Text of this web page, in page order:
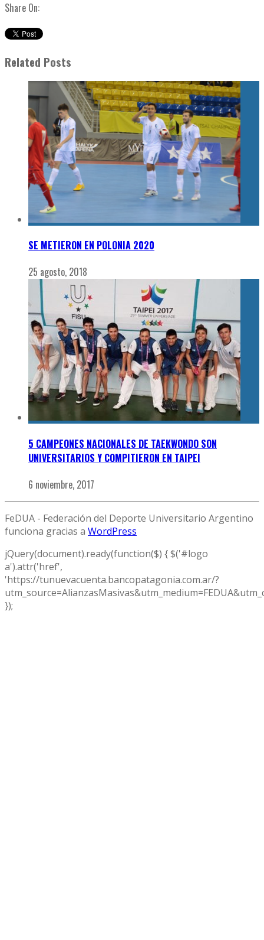
Share On:
Related Posts
SE METIERON EN POLONIA 2020
25 agosto, 2018
5 CAMPEONES NACIONALES DE TAEKWONDO SON
UNIVERSITARIOS Y COMPITIERON EN TAIPEI
6 noviembre, 2017
FeDUA - Federación del Deporte Universitario Argentino
funciona gracias a WordPress
jQuery(document).ready(function($) { $('#logo
a').attr('href',
'https://tunuevacuenta.bancopatagonia.com.ar/?
});